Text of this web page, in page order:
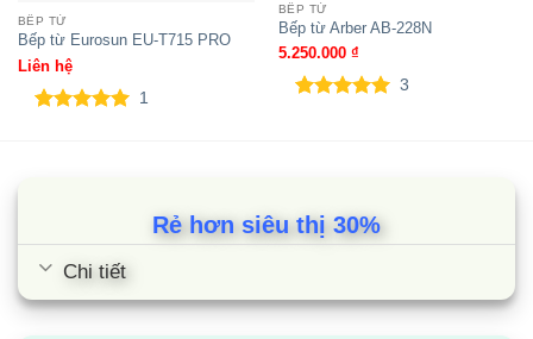
Bếp đôi điện từ hồng ngoại
Sunhouse MMB9986 Mama lắp âm
BẾP TỪ
Bếp từ Eurosun EU-T715 PRO
Liên hệ
1
BẾP TỪ
Bếp từ Arber AB-228N
5.250.000 ₫
3
Rẻ hơn siêu thị 30%
Chi tiết